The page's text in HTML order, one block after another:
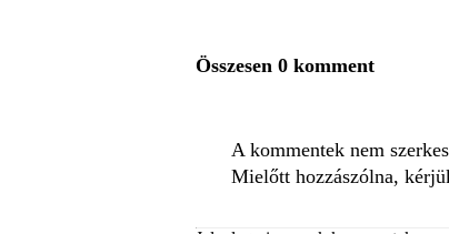
Összesen 0 komment
A kommentek nem
Mielőtt hozzászólna,